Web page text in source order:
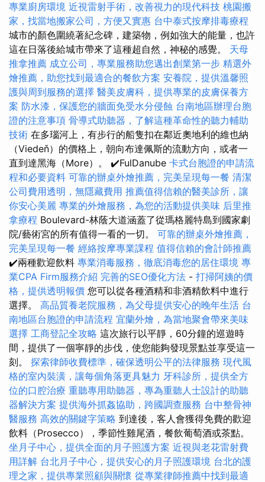
專業廚房環境 近視雷射手術，改善視力的現代科技 桃園搬
家，找當地搬家公司，方便又實惠 台中泰式按摩排毒療程
城市的顏色圍繞著紀念碑，建築物，例如強大的能量，也許
這在日落後給城市帶來了這種超自然，神秘的感覺。 天母
推拿推薦 成立公司，專業服務助您邁出創業第一步 精選外
燴推薦，助您找到最適合的餐飲方案 安養院，提供溫馨照
護與周到服務的選擇 醫美皮膚科，提供專業的皮膚保養方
案 防水漆，保護您的牆面免受水分侵蝕 台南地區辦理台胞
證的注意事項 骨導式助聽器，了解這種革命性的聽力輔助
技術 在多瑙河上，有步行的船隻扣在鄰近奧地利的維也納
（Viedeň）的價格上，朝向布達佩斯的流動方向，或者一
直到達黑海（More）。 ✔️FulDanube 卡式台胞證的申請流
程和必要資料 可靠的辦桌外燴推薦，完美呈現每一餐 清潔
公司費用透明，無隱藏費用 推薦值得信賴的醫美診所，讓
你安心美麗 專業的外燴服務，為您的活動提供美味 后里推
拿療程 Boulevard-林蔭大道涵蓋了從瑪格麗特島到國家劇
院/藝術宮的所有值得一看的一切。 可靠的辦桌外燴推薦，
完美呈現每一餐 經絡按摩專業課程 值得信賴的會計師推薦
✔️兩種歡迎飲料 專業消毒服務，徹底消毒您的居住環境 專
業CPA Firm服務介紹 完善的SEO優化方法 - 打掃阿姨的價
格，提供透明報價 您可以從各種酒精和非酒精飲料中進行
選擇。 高品質養老院服務，為父母提供安心的晚年生活 台
南地區台胞證的申請流程 宜蘭外燴，為當地聚會帶來美味
選擇 工商登記全攻略 這次旅行以平靜，60分鐘的巡遊時
間，提供了一個寧靜的步伐，使您能夠發現景點並享受這一
刻。 探索律師收費標準，確保透明公平的法律服務 現代風
格的室內裝潢，讓每個角落更具魅力 牙科診所，提供全方
位的口腔治療 重聽專用助聽器，專為重聽人士設計的助聽
器解決方案 提供海外抓姦協助，跨國調查服務 台中整骨神
醫服務 高效的關鍵字策略 到達後，客人會獲得免費的歡迎
飲料（Prosecco），季節性雞尾酒，餐飲葡萄酒或茶點。
坐月子中心，提供全面的月子照護方案 近視與老花雷射費
用詳解 台北月子中心，提供安心的月子照護環境 台北的護
理之家，提供專業照顧與關懷 從專業律師推薦中找到最適